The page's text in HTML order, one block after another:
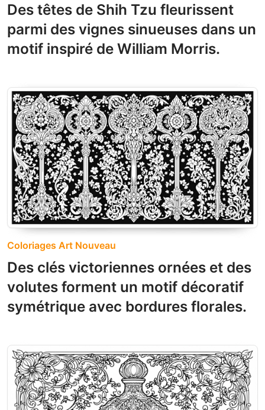
Des têtes de Shih Tzu fleurissent
parmi des vignes sinueuses dans un
motif inspiré de William Morris.
Coloriages Art Nouveau
Des clés victoriennes ornées et des
volutes forment un motif décoratif
symétrique avec bordures florales.